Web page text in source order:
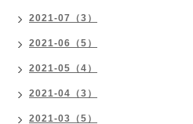
2021-07（3）
2021-06（5）
2021-05（4）
2021-04（3）
2021-03（5）